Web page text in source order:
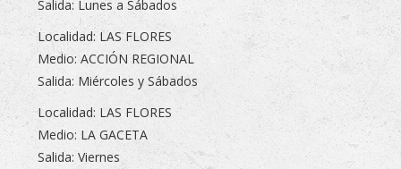
Salida: Lunes a Sábados
Localidad: LAS FLORES
Medio: ACCIÓN REGIONAL
Salida: Miércoles y Sábados
Localidad: LAS FLORES
Medio: LA GACETA
Salida: Viernes